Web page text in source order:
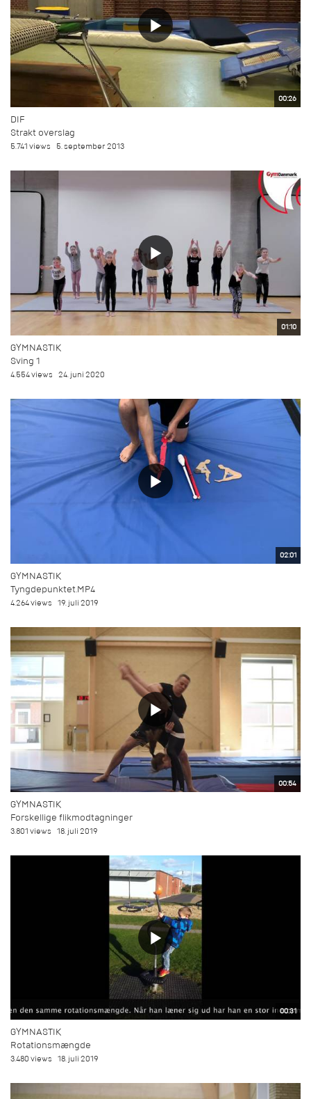
00:26
DIF
Strakt overslag
5.741 views 5. september 2013
01:10
GYMNASTIK
Sving 1
4.554 views 24. juni 2020
02:01
GYMNASTIK
Tyngdepunktet.MP4
4.264 views 19. juli 2019
00:54
GYMNASTIK
Forskellige flikmodtagninger
3.801 views 18. juli 2019
00:31
GYMNASTIK
Rotationsmængde
3.480 views 18. juli 2019